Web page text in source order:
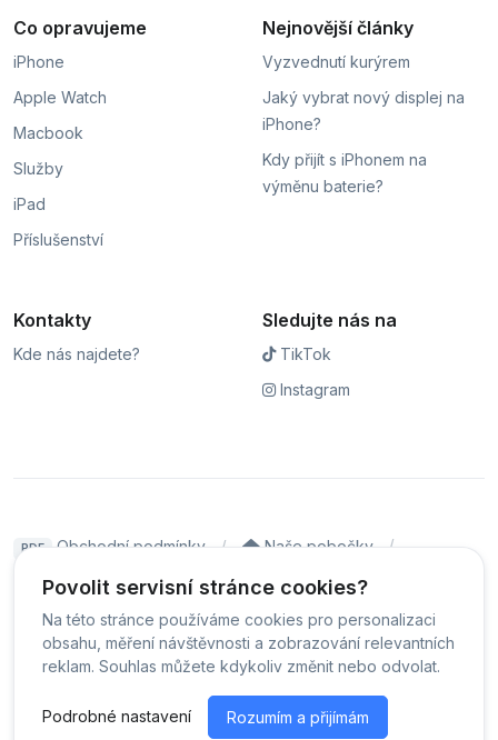
Povolit servisní stránce cookies?
Na této stránce používáme cookies pro personalizaci
obsahu, měření návštěvnosti a zobrazování relevantních
reklam. Souhlas můžete kdykoliv změnit nebo odvolat.
Podrobné nastavení Rozumím a přijímám
Co opravujeme
iPhone
Apple Watch
Macbook
Služby
iPad
Příslušenství
Nejnovější články
Vyzvednutí kurýrem
Jaký vybrat nový displej na
iPhone?
Kdy přijít s iPhonem na
výměnu baterie?
Kontakty
Kde nás najdete?
Sledujte nás na
TikTok
Instagram
PDF Obchodní podmínky
Naše pobočky
Čeština
© Servis iPhoneLab - 2026 - Všechna práva vyhrazena.
Změnit preference cookies